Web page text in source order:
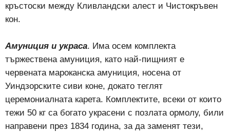
кръстоски между Кливландски алест и Чистокръвен
кон.
Амуниция и украса. Има осем комплекта
тържествена амуниция, като най-пищният е
червената мароканска амуниция, носена от
Уиндзорските сиви коне, докато теглят
церемониалната карета. Комплектите, всеки от които
тежи 50 кг са богато украсени с позлата ормолу, били
направени през 1834 година, за да заменят тези,